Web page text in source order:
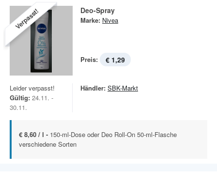
Verpasst! Deo-Spray
Marke: Nivea
Preis: € 1,29
Leider verpasst!
Gültig: 24.11. -
30.11.
Händler: SBK-Markt
€ 8,60 / l - 150-ml-Dose oder Deo Roll-On 50-ml-Flasche
verschiedene Sorten